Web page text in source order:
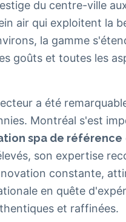
du centre-ville
air qui exploitent la
la gamme
goûts et toutes les
a été
Montréal s'est
spa de référence
son expertise
constante,
en quête
et raffinées.